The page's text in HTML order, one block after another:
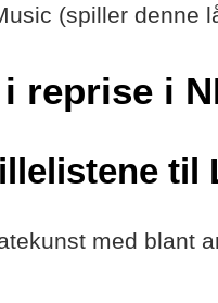
(spiller denne
reprise i
til
med blant